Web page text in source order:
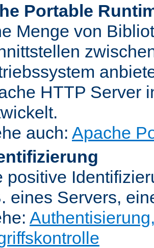
Portable
Menge von
HTTP Server
auch: Apache
positive
eines Servers,